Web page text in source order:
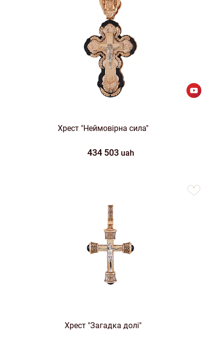
Хрест "Неймовірна сила"
434 503 uah
Хрест "Загадка долі"
favorites